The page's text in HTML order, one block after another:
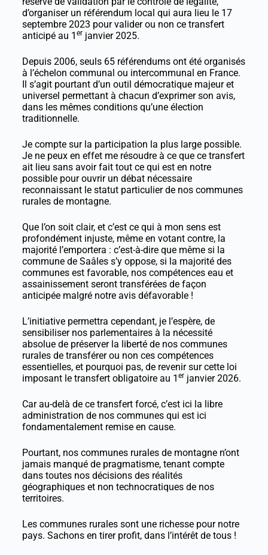
d’organiser un référendum local qui aura lieu le 17
septembre 2023 pour valider ou non ce transfert
anticipé au 1 erjanvier 2025.
Depuis 2006, seuls 65 référendums ont été organisés
à l’échelon communal ou intercommunal en France.
Il s’agit pourtant d’un outil démocratique majeur et
universel permettant à chacun d’exprimer son avis,
dans les mêmes conditions qu’une élection
traditionnelle.
Je compte sur la participation la plus large possible.
Je ne peux en effet me résoudre à ce que ce transfert
ait lieu sans avoir fait tout ce qui est en notre
possible pour ouvrir un débat nécessaire
reconnaissant le statut particulier de nos communes
rurales de montagne.
Que l’on soit clair, et c’est ce qui à mon sens est
profondément injuste, même en votant contre, la
majorité l’emportera : c’est-à-dire que même si la
commune de Saâles s’y oppose, si la majorité des
communes est favorable, nos compétences eau et
assainissement seront transférées de façon
anticipée malgré notre avis défavorable !
L’initiative permettra cependant, je l’espère, de
sensibiliser nos parlementaires à la nécessité
absolue de préserver la liberté de nos communes
rurales de transférer ou non ces compétences
essentielles, et pourquoi pas, de revenir sur cette loi
imposant le transfert obligatoire au 1 erjanvier 2026.
Car au-delà de ce transfert forcé, c’est ici la libre
administration de nos communes qui est ici
fondamentalement remise en cause.
Pourtant, nos communes rurales de montagne n’ont
jamais manqué de pragmatisme, tenant compte
dans toutes nos décisions des réalités
géographiques et non technocratiques de nos
territoires.
Les communes rurales sont une richesse pour notre
pays. Sachons en tirer profit, dans l’intérêt de tous !